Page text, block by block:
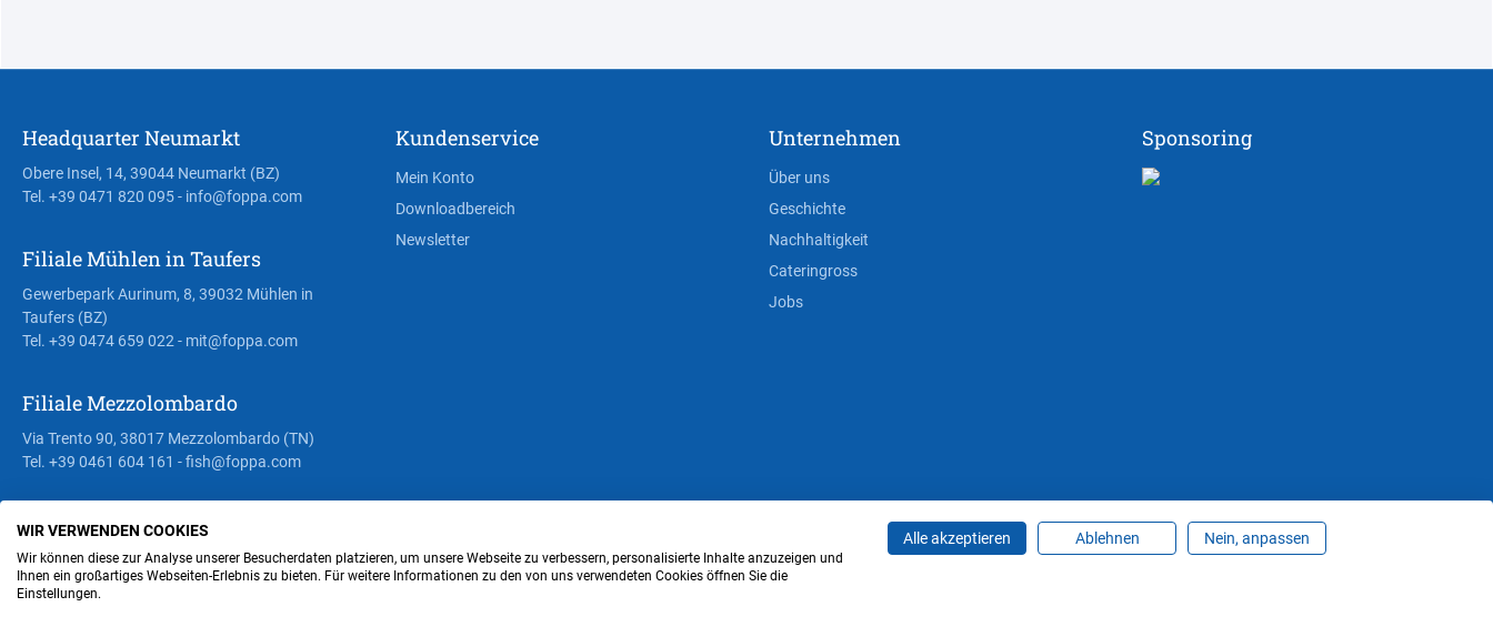
Headquarter Neumarkt
Obere Insel, 14, 39044 Neumarkt (BZ)
Tel. +39 0471 820 095- info@foppa.com
Filiale Mühlen in Taufers
Gewerbepark Aurinum, 8, 39032 Mühlen in
Taufers (BZ)
Tel. +39 0474 659 022 - mit@foppa.com
Filiale Mezzolombardo
Via Trento 90, 38017 Mezzolombardo (TN)
Tel. +39 0461 604 161 - fish@foppa.com
Kundenservice
Mein Konto
Downloadbereich
Newsletter
Unternehmen
Über uns
Geschichte
Nachhaltigkeit
Cateringross
Jobs
Sponsoring
Steuer- und MwSt.- Nr. IT00676670219 AGB Privacy Policy Impressum
Cookie-Einstellungen ändern
WIR VERWENDEN COOKIES
Wir können diese zur Analyse unserer Besucherdaten platzieren, um unsere Webseite zu verbessern, personalisierte Inhalte anzuzeigen und
Ihnen ein großartiges Webseiten-Erlebnis zu bieten. Für weitere Informationen zu den von uns verwendeten Cookies öffnen Sie die
Einstellungen.
Alle akzeptieren Ablehnen Nein, anpassen